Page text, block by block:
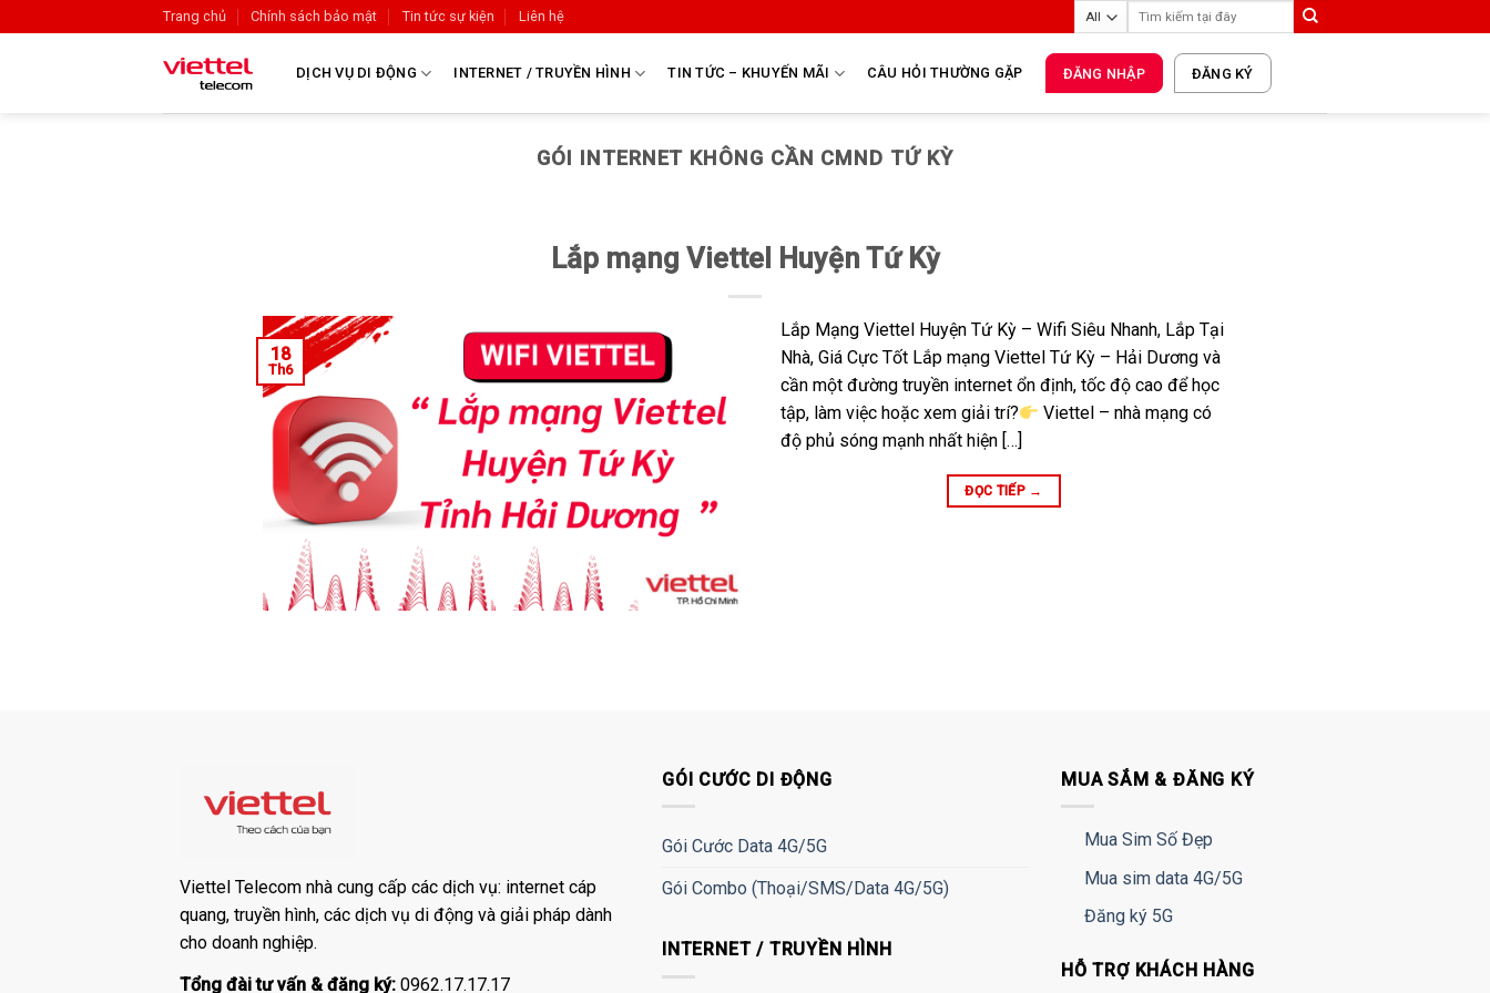
Trang chủ Chính sách bảo mật Tin tức sự kiện Liên hệ
DỊCH VỤ DI ĐỘNG INTERNET / TRUYỀN HÌNH TIN TỨC – KHUYẾN MÃI CÂU HỎI THƯỜNG GẶP ĐĂNG NHẬP ĐĂNG KÝ
GÓI INTERNET KHÔNG CẦN CMND TỨ KỲ
Lắp mạng Viettel Huyện Tứ Kỳ
18
Th6
Lắp Mạng Viettel Huyện Tứ Kỳ – Wifi Siêu Nhanh, Lắp Tại
Nhà, Giá Cực Tốt Lắp mạng Viettel Tứ Kỳ – Hải Dương và
cần một đường truyền internet ổn định, tốc độ cao để học
tập, làm việc hoặc xem giải trí?
Viettel – nhà mạng có
độ phủ sóng mạnh nhất hiện […]
ĐỌC TIẾP →
Viettel Telecom nhà cung cấp các dịch vụ: internet cáp
quang, truyền hình, các dịch vụ di động và giải pháp dành
cho doanh nghiệp.
Tổng đài tư vấn & đăng ký: 0962.17.17.17
GÓI CƯỚC DI ĐỘNG
Gói Cước Data 4G/5G
Gói Combo (Thoại/SMS/Data 4G/5G)
INTERNET / TRUYỀN HÌNH
MUA SẮM & ĐĂNG KÝ
Mua Sim Số Đẹp
Mua sim data 4G/5G
Đăng ký 5G
HỖ TRỢ KHÁCH HÀNG